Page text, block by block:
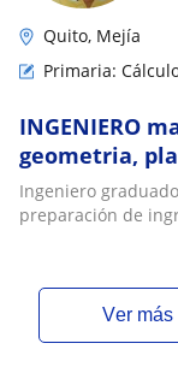
Quito, Mejía
Primaria:
INGENIERO
geometria,
Ingeniero
preparación de
ver más